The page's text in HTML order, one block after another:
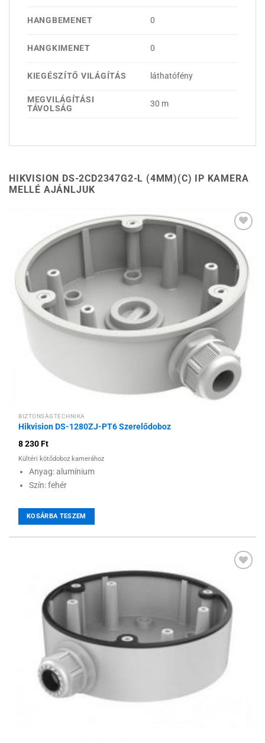
HANGBEMENET 0
HANGKIMENET 0
KIEGÉSZÍTŐ VILÁGÍTÁS láthatófény
MEGVILÁGÍTÁSI
TÁVOLSÁG
30 m
HIKVISION DS-2CD2347G2-L (4MM)(C) IP KAMERA
MELLÉ AJÁNLJUK
Hozzáadás a
kívánságlistához
BIZTONSÁGTECHNIKA
Hikvision DS-1280ZJ-PT6 Szerelődoboz
8 230Ft
Kültéri kötődoboz kamerához
Anyag: alumínium
Szín: fehér
KOSÁRBA TESZEM
Hozzáadás a
kívánságlistához